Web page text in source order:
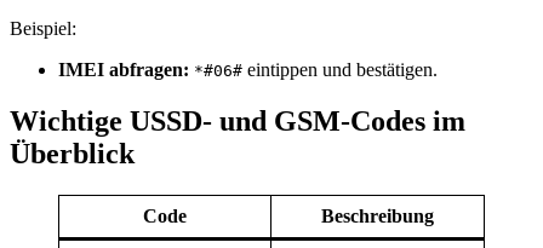
Beispiel:
IMEI abfragen: *#06# eintippen und bestätigen.
Wichtige USSD- und GSM-Codes im
Überblick
Code Beschreibung